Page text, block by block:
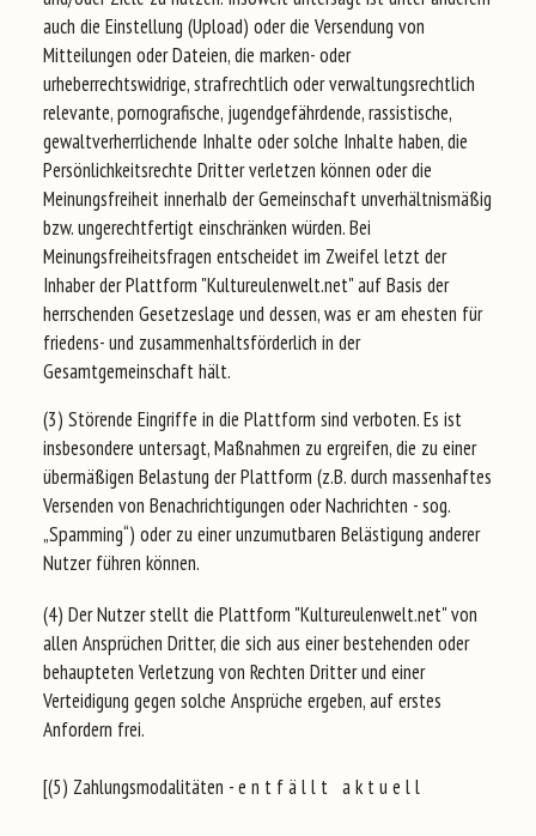
auch die Einstellung (Upload) oder die Versendung von
Mitteilungen oder Dateien, die marken- oder
urheberrechtswidrige, strafrechtlich oder verwaltungsrechtlich
relevante, pornografische, jugendgefährdende, rassistische,
gewaltverherrlichende Inhalte oder solche Inhalte haben, die
Persönlichkeitsrechte Dritter verletzen können oder die
Meinungsfreiheit innerhalb der Gemeinschaft unverhältnismäßig
bzw. ungerechtfertigt einschränken würden. Bei
Meinungsfreiheitsfragen entscheidet im Zweifel letzt der
Inhaber der Plattform "Kultureulenwelt.net" auf Basis der
herrschenden Gesetzeslage und dessen, was er am ehesten für
friedens- und zusammenhaltsförderlich in der
Gesamtgemeinschaft hält.
(3) Störende Eingriffe in die Plattform sind verboten. Es ist
insbesondere untersagt, Maßnahmen zu ergreifen, die zu einer
übermäßigen Belastung der Plattform (z.B. durch massenhaftes
Versenden von Benachrichtigungen oder Nachrichten - sog.
„Spamming“) oder zu einer unzumutbaren Belästigung anderer
Nutzer führen können.
(4) Der Nutzer stellt die Plattform "Kultureulenwelt.net" von
allen Ansprüchen Dritter, die sich aus einer bestehenden oder
behaupteten Verletzung von Rechten Dritter und einer
Verteidigung gegen solche Ansprüche ergeben, auf erstes
Anfordern frei.
[(5) Zahlungsmodalitäten - e n t f ä l l t a k t u e l l